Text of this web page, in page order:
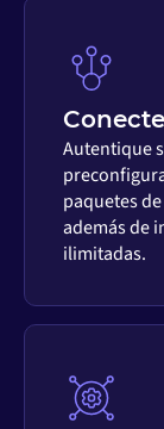
Autentique
paquetes
además de
ilimitadas.